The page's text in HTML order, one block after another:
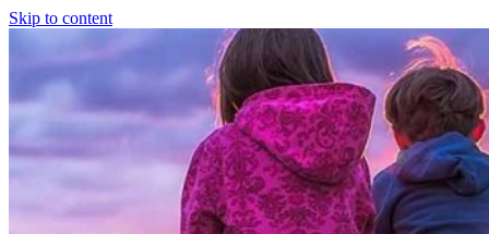
Skip to content